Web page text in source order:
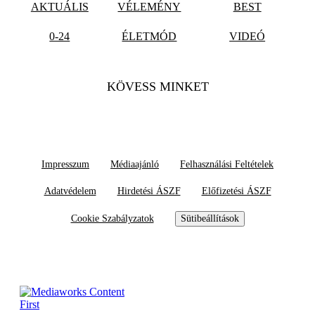
AKTUÁLIS VÉLEMÉNY BEST
0-24 ÉLETMÓD VIDEÓ
KÖVESS MINKET
Impresszum Médiaajánló Felhasználási Feltételek
Adatvédelem Hirdetési ÁSZF Előfizetési ÁSZF
Cookie Szabályzatok Sütibeállítások